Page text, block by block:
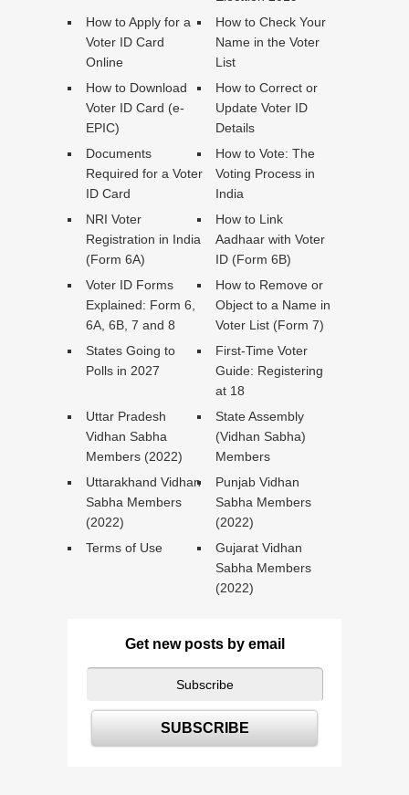
How to Apply for a
Voter ID Card
Online
How to Check Your
Name in the Voter
List
How to Download
Voter ID Card (e-
EPIC)
How to Correct or
Update Voter ID
Details
Documents
Required for a Voter
ID Card
How to Vote: The
Voting Process in
India
NRI Voter
Registration in India
(Form 6A)
How to Link
Aadhaar with Voter
ID (Form 6B)
Voter ID Forms
Explained: Form 6,
6A, 6B, 7 and 8
How to Remove or
Object to a Name in
Voter List (Form 7)
States Going to
Polls in 2027
First-Time Voter
Guide: Registering
at 18
Uttar Pradesh
Vidhan Sabha
Members (2022)
State Assembly
(Vidhan Sabha)
Members
Uttarakhand Vidhan
Sabha Members
(2022)
Punjab Vidhan
Sabha Members
(2022)
Terms of Use
Gujarat Vidhan
Sabha Members
(2022)
Get new posts by email